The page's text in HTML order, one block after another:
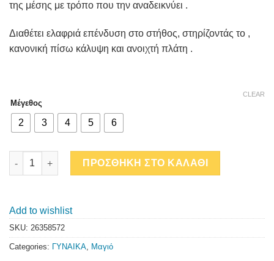
της μέσης με τρόπο που την αναδεικνύει .
Διαθέτει ελαφριά επένδυση στο στήθος, στηρίζοντάς το ,
κανονική πίσω κάλυψη και ανοιχτή πλάτη .
Μέγεθος
2 3 4 5 6
CLEAR
TOFFEE LEO ΟΛΟΣΩΜΟ ΜΑΓΙΟ quantity
ΠΡΟΣΘΗΚΗ ΣΤΟ ΚΑΛΑΘΙ
Add to wishlist
SKU: 26358572
Categories: ΓΥΝΑΙΚΑ, Μαγιό